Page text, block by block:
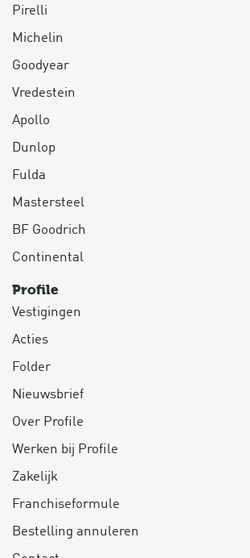
Pirelli
Michelin
Goodyear
Vredestein
Apollo
Dunlop
Fulda
Mastersteel
BF Goodrich
Continental
Profile
Vestigingen
Acties
Folder
Nieuwsbrief
Over Profile
Werken bij Profile
Zakelijk
Franchiseformule
Bestelling annuleren